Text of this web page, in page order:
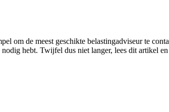
om de meest geschikte belastingadviseur te
hebt. Twijfel dus niet langer, lees dit artikel